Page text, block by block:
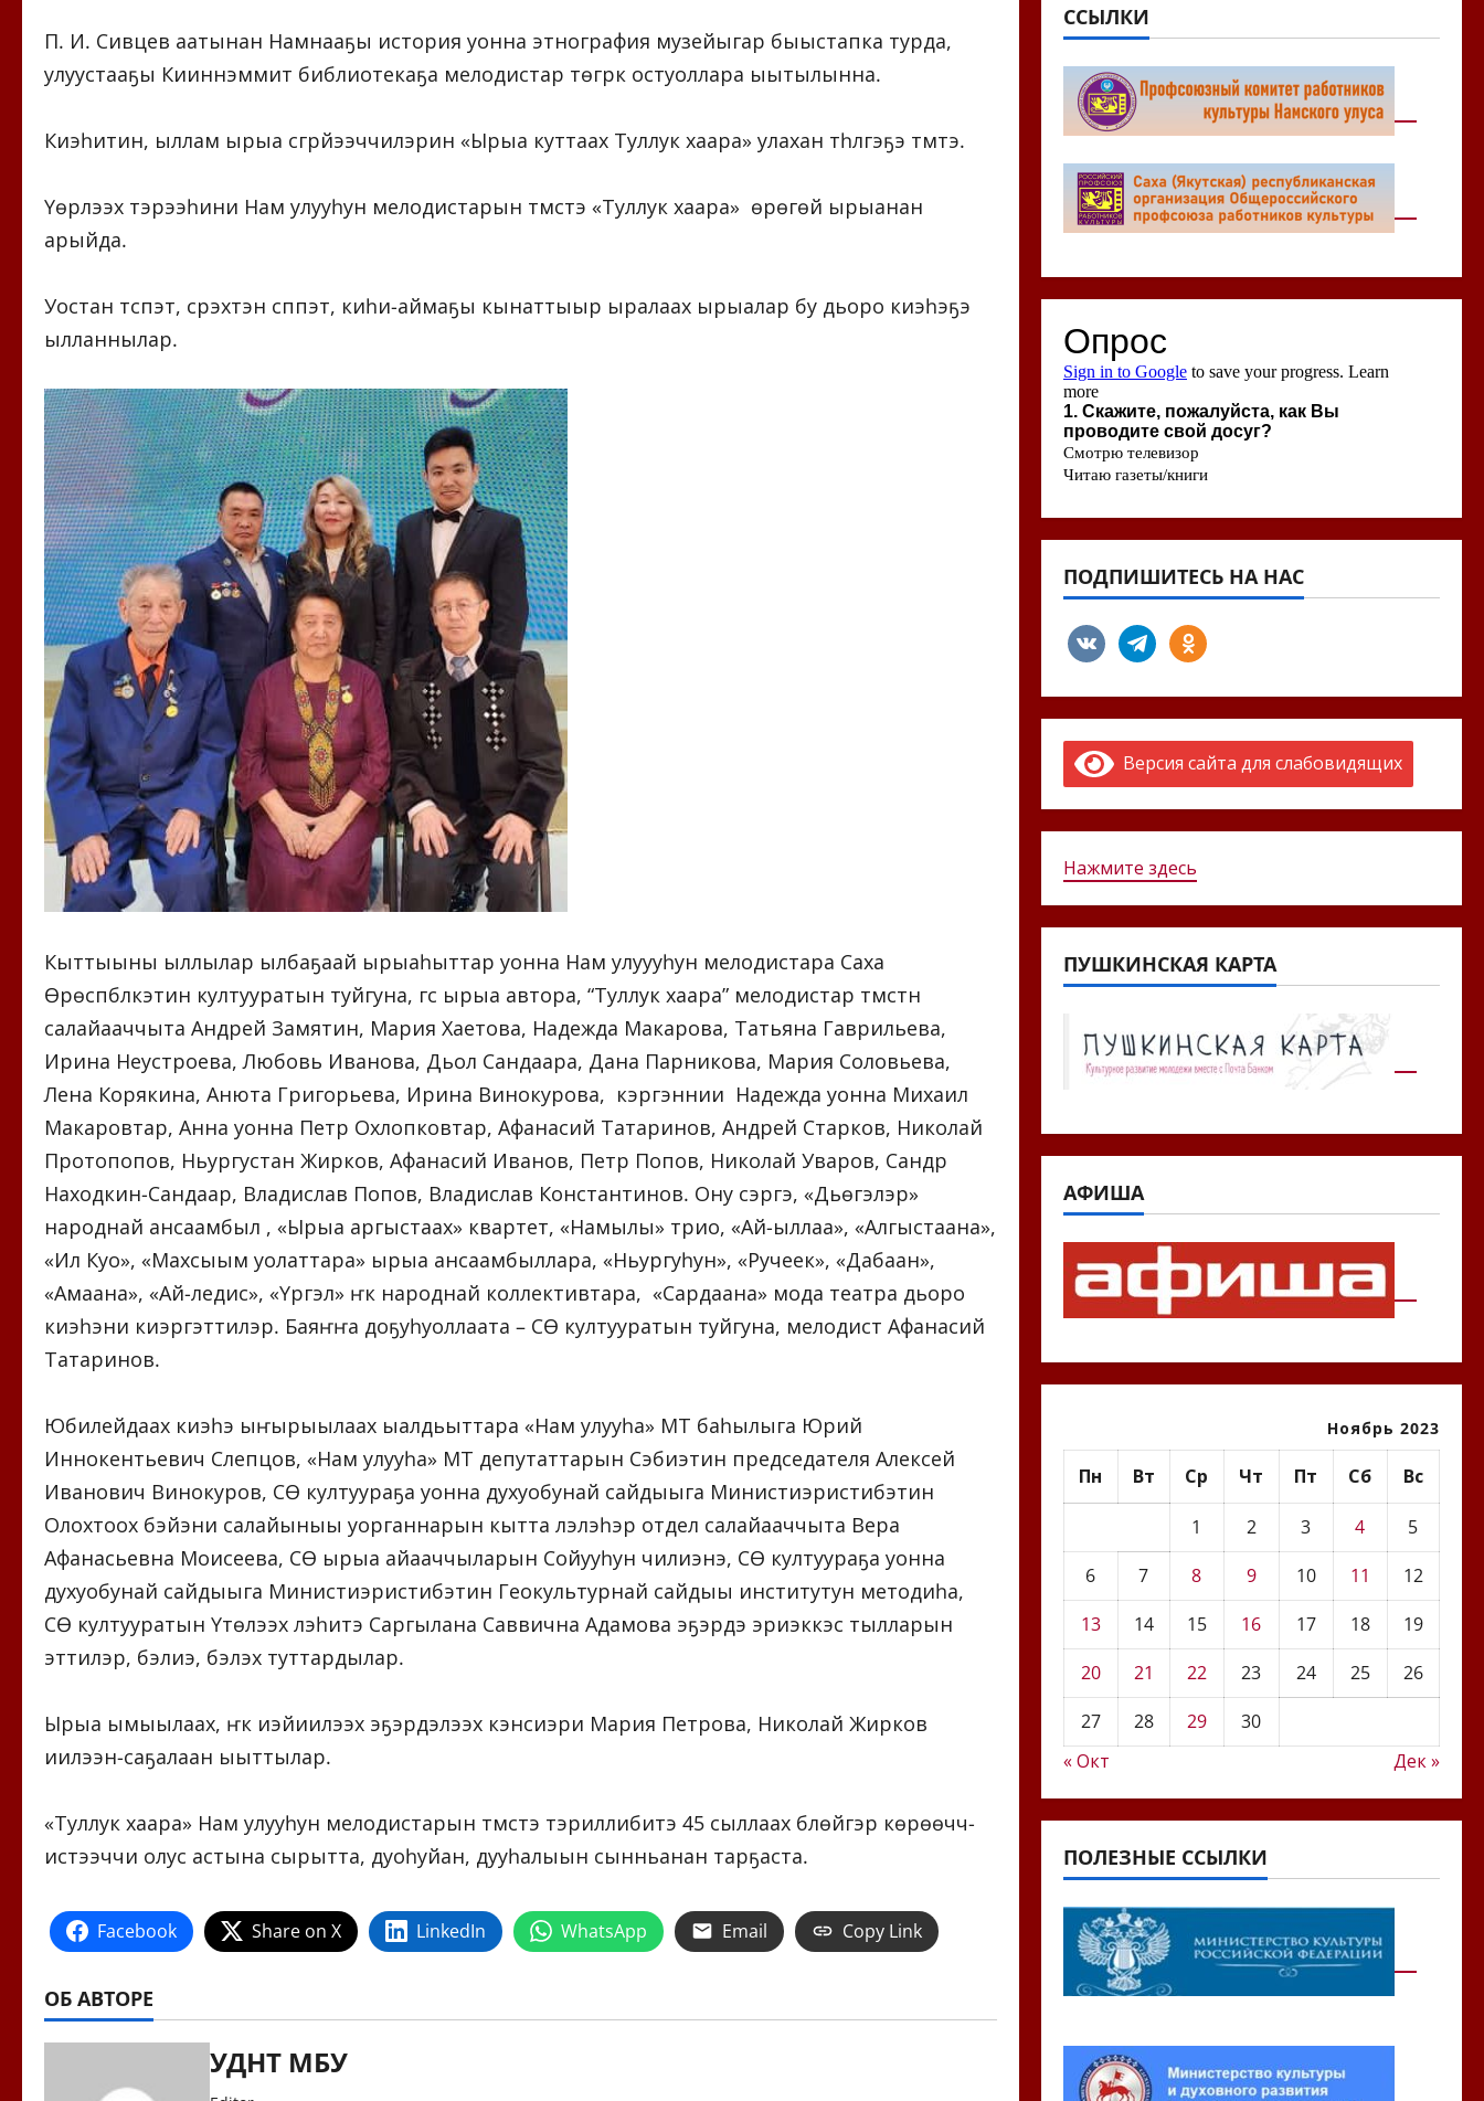
П. И. Сивцев аатынан Намнааҕы история уонна этнография музейыгар быыстапка турда,
улуустааҕы Кииннэммит библиотекаҕа мелодистар төгүрүк остуоллара ыытылынна.
Киэһитин, ыллам ырыа сүгүрүйээччилэрин «Ырыа куттаах Туллук хаара» улахан түһүлгэҕэ түмтэ.
Үөрүүлээх тэрээһини Нам улууһун мелодистарын түмсүүтэ «Туллук хаара» өрөгөй ырыанан
арыйда.
Уостан түспэт, сүрэхтэн сүппэт, киһи-аймаҕы кынаттыыр ыралаах ырыалар бу дьоро киэһэҕэ
ылланнылар.
Кыттыыны ыллылар ылбаҕаай ырыаһыттар уонна Нам улуууһун мелодистара Саха
Өрөспүүбүлүкэтин култууратын туйгуна, үгүс ырыа автора, “Туллук хаара” мелодистар түмсүүтүн
салайааччыта Андрей Замятин, Мария Хаетова, Надежда Макарова, Татьяна Гаврильева,
Ирина Неустроева, Любовь Иванова, Дьол Сандаара, Дана Парникова, Мария Соловьева,
Лена Корякина, Анюта Григорьева, Ирина Винокурова, кэргэннии Надежда уонна Михаил
Макаровтар, Анна уонна Петр Охлопковтар, Афанасий Татаринов, Андрей Старков, Николай
Протопопов, Ньургустан Жирков, Афанасий Иванов, Петр Попов, Николай Уваров, Сандр
Находкин-Сандаар, Владислав Попов, Владислав Константинов. Ону сэргэ, «Дьүөгэлэр»
народнай ансаамбыл , «Ырыа аргыстаах» квартет, «Намылы» трио, «Ай-ыллаа», «Алгыстаана»,
«Ил Куо», «Махсыым уолаттара» ырыа ансаамбыллара, «Ньургуһун», «Ручеек», «Дабаан»,
«Амаана», «Ай-ледис», «Үргэл» үҥкүү народнай коллективтара, «Сардаана» мода театра дьоро
киэһэни киэргэттилэр. Баяҥҥа доҕуһуоллаата – СӨ култууратын туйгуна, мелодист Афанасий
Татаринов.
Юбилейдаах киэһэ ыҥырыылаах ыалдьыттара «Нам улууһа» МТ баһылыга Юрий
Иннокентьевич Слепцов, «Нам улууһа» МТ депутаттарын Сэбиэтин председателя Алексей
Иванович Винокуров, СӨ култуураҕа уонна духуобунай сайдыыга Министиэристибэтин
Олохтоох бэйэни салайыныы уорганнарын кытта үлэлэһэр отдел салайааччыта Вера
Афанасьевна Моисеева, СӨ ырыа айааччыларын Сойууһун чилиэнэ, СӨ култуураҕа уонна
духуобунай сайдыыга Министиэристибэтин Геокультурнай сайдыы институтун методиһа,
СӨ култууратын Үтүөлээх үлэһитэ Саргылана Саввична Адамова эҕэрдэ эриэккэс тылларын
эттилэр, бэлиэ, бэлэх туттардылар.
Ырыа ымыылаах, үҥкүү иэйиилээх эҕэрдэлээх кэнсиэри Мария Петрова, Николай Жирков
иилээн-саҕалаан ыыттылар.
«Туллук хаара» Нам улууһун мелодистарын түмсүүтэ тэриллибитэ 45 сыллаах үбүлүөйүгэр көрөөччү-
истээччи олус астына сырытта, дуоһуйан, дууһалыын сынньанан тарҕаста.
Facebook Share on X LinkedIn WhatsApp Email Copy Link
ОБ АВТОРЕ
УДНТ МБУ
ССЫЛКИ
ПОДПИШИТЕСЬ НА НАС
vkontaktetelegramodnoklassniki
Версия сайта для слабовидящих
Нажмите здесь
ПУШКИНСКАЯ КАРТА
АФИША
Ноябрь 2023
Пн Вт Ср Чт Пт Сб Вс
1 2 3 4
5
6
7 8 9 10 11
12
13
14 15 16 17 18
19
20
21 22 23 24 25
26
27
28 29
30
« Окт
Дек »
ПОЛЕЗНЫЕ ССЫЛКИ